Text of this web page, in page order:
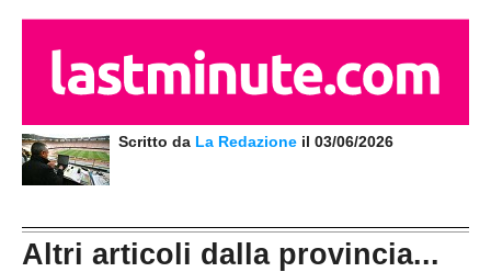
Scritto da La Redazione il 03/06/2026
Altri articoli dalla provincia...